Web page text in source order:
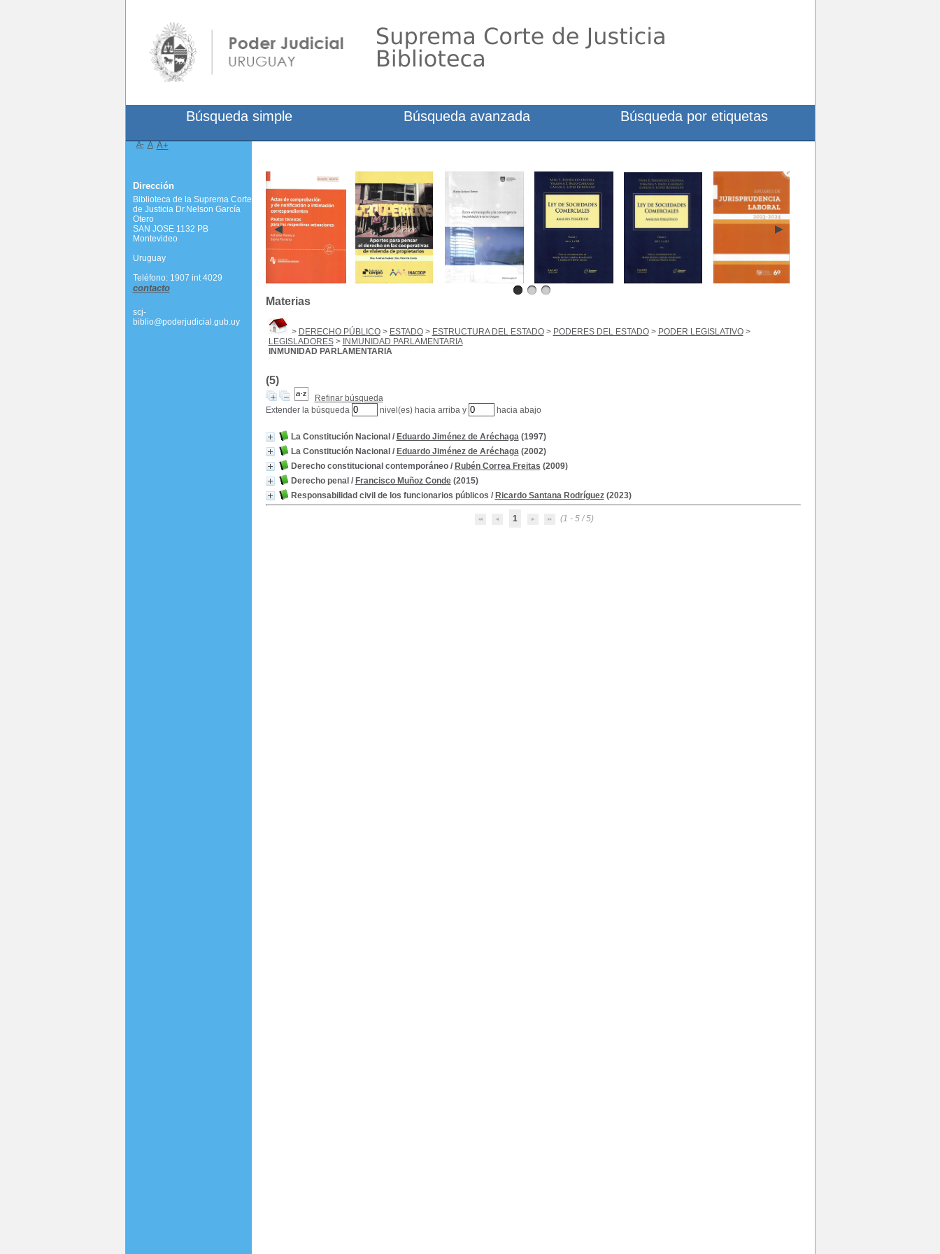
Materias
> DERECHO PÚBLICO> ESTADO> ESTRUCTURA DEL ESTADO> PODERES DEL ESTADO> PODER LEGISLATIVO>
LEGISLADORES> INMUNIDAD PARLAMENTARIA
INMUNIDAD PARLAMENTARIA
(5)
Refinar búsqueda
Extender la búsqueda
nivel(es) hacia arriba y hacia abajo
La Constitución Nacional / Eduardo Jiménez de Aréchaga(1997)
La Constitución Nacional / Eduardo Jiménez de Aréchaga(2002)
Derecho constitucional contemporáneo/ Rubén Correa Freitas (2009)
Derecho penal / Francisco Muñoz Conde(2015)
Responsabilidad civil de los funcionarios públicos / Ricardo Santana Rodríguez(2023)
1 (1 - 5 / 5)
Búsqueda simple Búsqueda avanzada Búsqueda por etiquetas
A- A A+
Dirección
Biblioteca de la Suprema Corte
de Justicia Dr.Nelson García
Otero
SAN JOSE 1132 PB
Montevideo
Uruguay
Teléfono: 1907 int 4029
contacto
scj-
biblio@poderjudicial.gub.uy